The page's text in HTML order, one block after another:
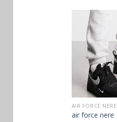
AIR FORCE NERE
air force nere